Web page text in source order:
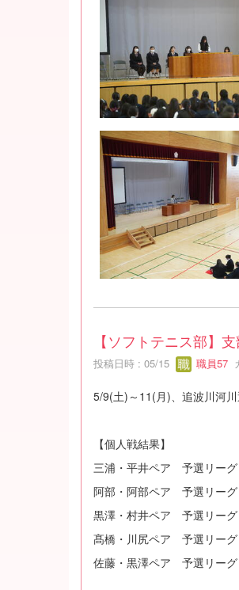
【ソフトテニス部】
投稿日時 : 05/15 職員57
5/9(土)～11(月)、追波川河
【個人戦結果】
三浦・平井ペア 予選リーグ
阿部・阿部ペア 予選リーグ
黒澤・村井ペア 予選リー
髙橋・川尻ペア 予選リー
佐藤・黒澤ペア 予選リー